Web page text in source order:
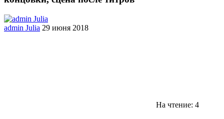
admin Julia 29 июня 2018
На чтение: 4